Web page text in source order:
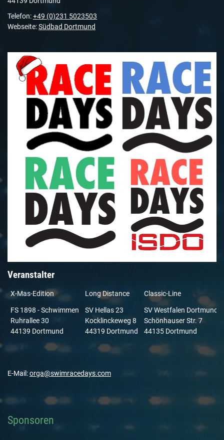
Telefon:+49 (0)231 5023503
Webseite:Südbad Dortmund
Veranstalter
X-Mas-Edition Long Distance
Classic-Line
FS 1898 - Schwimmen
Ruhrallee 30
44139 Dortmund
SV Hellas 23
Kocklinckeweg 8
44319 Dortmund
SV Westfalen Dortmund
Schönhauser Str. 7
44135 Dortmund
E-Mail:orga@swimracedays.com
Sponsoren